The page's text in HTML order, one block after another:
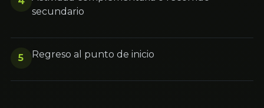
secundario
5 Regreso al punto de inicio